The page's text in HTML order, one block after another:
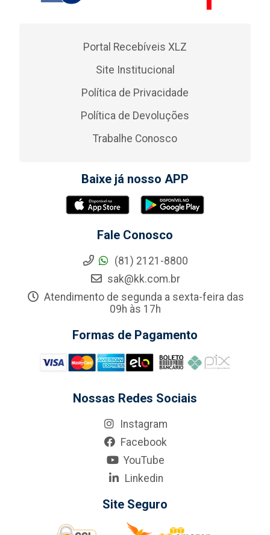
Portal Recebíveis XLZ
Site Institucional
Política de Privacidade
Política de Devoluções
Trabalhe Conosco
Baixe já nosso APP
Fale Conosco
(81) 2121-8800
sak@kk.com.br
Atendimento de segunda a sexta-feira das
09h às 17h
Formas de Pagamento
Nossas Redes Sociais
Instagram
Facebook
YouTube
Linkedin
Site Seguro